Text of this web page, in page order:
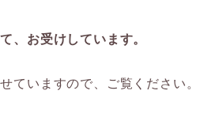
、お受けしています。
ていますので、ご覧ください。